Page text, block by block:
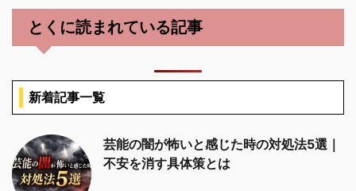
とくに読まれている記事
新着記事一覧
芸能の闇が怖いと感じた時の対処法5選｜
不安を消す具体策とは